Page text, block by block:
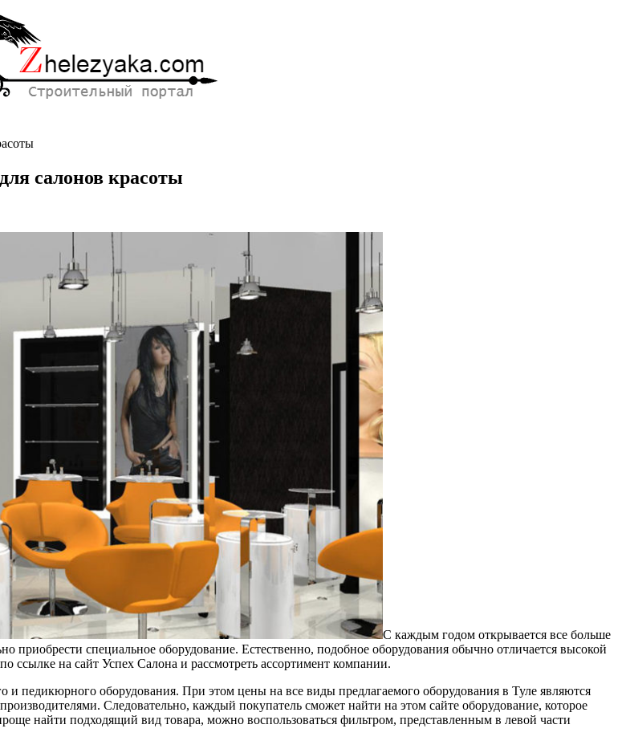
салонов красоты
С каждым годом открывается все больше
приобрести специальное оборудование. Естественно, подобное оборудования обычно отличается высокой
ссылке на сайт Успех Салона и рассмотреть ассортимент компании.
и педикюрного оборудования. При этом цены на все виды предлагаемого оборудования в Туле являются
Следовательно, каждый покупатель сможет найти на этом сайте оборудование, которое
найти подходящий вид товара, можно воспользоваться фильтром, представленным в левой части